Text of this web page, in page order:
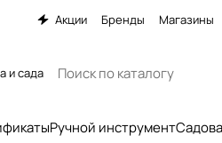
Акции Бренды Магазины
и сада
Ручной инструмент